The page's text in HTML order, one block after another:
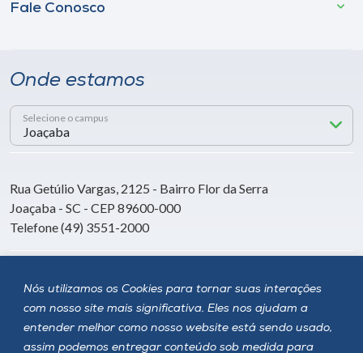
Nós utilizamos os Cookies para tornar suas interações
com nosso site mais significativa. Eles nos ajudam a
entender melhor como nosso website está sendo usado,
assim podemos entregar conteúdo sob medida para
Fale Conosco
Onde estamos
Selecione o campus
Rua Getúlio Vargas, 2125 - Bairro Flor da Serra
Joaçaba - SC - CEP 89600-000
Telefone (49) 3551-2000
Siga a Unoesc